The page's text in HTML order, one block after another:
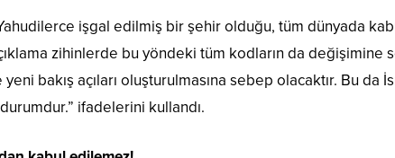
işgal edilmiş bir şehir olduğu, tüm dünyada
zihinlerde bu yöndeki tüm kodların da değişimine
bakış açıları oluşturulmasına sebep olacaktır. Bu da
ifadelerini kullandı.